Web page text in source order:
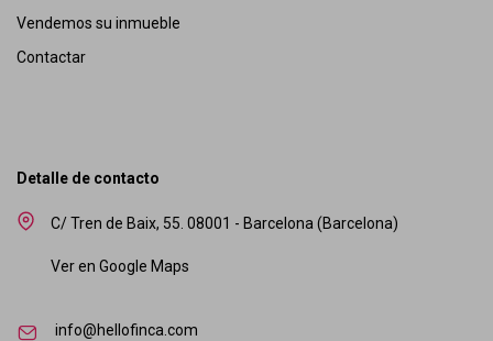
Vendemos su inmueble
Contactar
Detalle de contacto
C/ Tren de Baix, 55. 08001 - Barcelona (Barcelona)
Ver en Google Maps
info@hellofinca.com